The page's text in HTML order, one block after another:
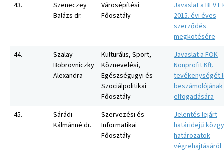
43.
Szeneczey
Balázs dr.
Városépítési
Főosztály
Javaslat a BFVT
2015. évi éves
szerződés
megkötésére
44.
Szalay-
Bobrovniczky
Alexandra
Kulturális, Sport,
Köznevelési,
Egészségügyi és
Szociálpolitikai
Főosztály
Javaslat a FOK
Nonprofit Kft.
tevékenységét
beszámolójának
elfogadására
45.
Sárádi
Kálmánné dr.
Szervezési és
Informatikai
Főosztály
Jelentés lejárt
határidejű
határozatok
végrehajtásáról